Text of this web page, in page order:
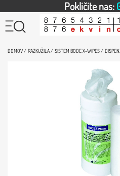
Pokličite nas:
DOMOV / RAZKUŽILA / SISTEM BODE X-WIPES /